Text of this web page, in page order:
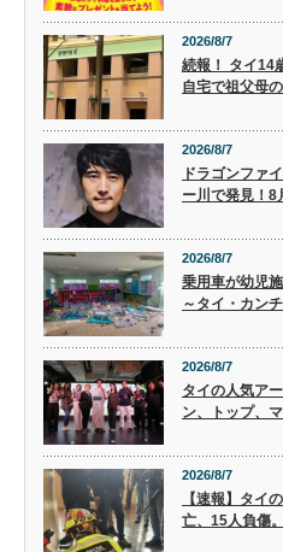
2026/8/7
続報！ タイ14
自宅で祖父母
2026/8/7
ドラゴンファ
ー川で発見！8
2026/8/7
乗用車が幼児
～タイ・カン
2026/8/7
タイの人気ア
ン、トップ、
2026/8/7
【速報】タイ
亡、15人負傷